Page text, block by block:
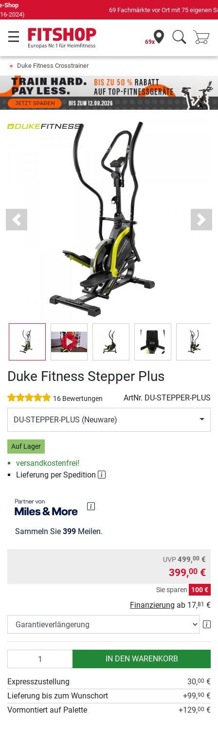
69 Fachmärkte vor Ort mit 75 eigenen Servicetechnikern
69x
Duke Fitness Crosstrainer
Previous Next
Duke Fitness Stepper Plus
16 Bewertungen ArtNr. DU-STEPPER-PLUS
DU-STEPPER-PLUS (Neuware)
Auf Lager
versandkostenfrei!
Lieferung per Spedition
Sammeln Sie 399 Meilen.
UVP499,00 €
399,00 €
Sie sparen 100 €
Finanzierung ab 17,81 €
IN DEN WARENKORB
Expresszustellung 30,00 €
Lieferung bis zum Wunschort
+99,90 €
Vormontiert auf Palette
+129,00 €